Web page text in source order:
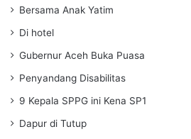
Bersama Anak Yatim
Di hotel
Gubernur Aceh Buka Puasa
Penyandang Disabilitas
9 Kepala SPPG ini Kena SP1
Dapur di Tutup